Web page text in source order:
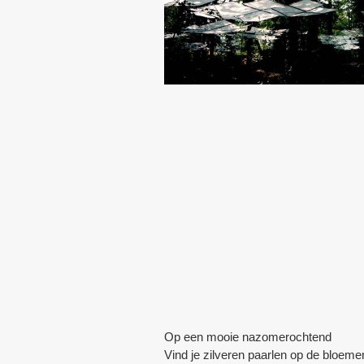
Op een mooie nazomerochtend
Vind je zilveren paarlen op de